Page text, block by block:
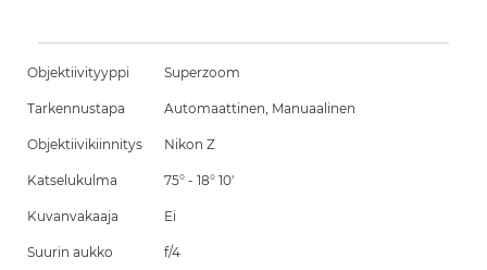
Objektiivityyppi Superzoom
Tarkennustapa Automaattinen, Manuaalinen
Objektiivikiinnitys Nikon Z
Katselukulma 75° - 18° 10'
Kuvanvakaaja Ei
Suurin aukko
f/4